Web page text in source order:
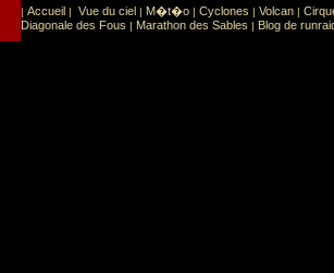
la cat�gorie Sport: Sports extr�mes
| Accueil | Vue du ciel | M�t�o | Cyclones | Volcan |
Diagonale des Fous | Marathon des Sables | Blog de